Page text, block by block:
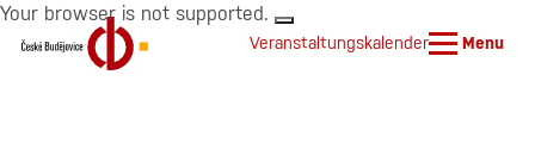
Your browser is not supported.
Veranstaltungskalender Menu